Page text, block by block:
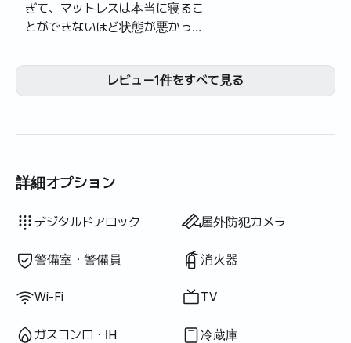
ぎて、マットレスは本当に寝るこ
とができないほど状態が悪かった
食器類はありましたが、いろいろ
とまったく足りませんでした。マ
当に残念でした。
レビュー1件をすべて見る
詳細オプション
デジタルドアロック 屋外防犯カメラ
警備室・警備員 消火器
Wi-Fi TV
ガスコンロ・IH 冷蔵庫
寝具あり
追加寝具あり
エアコン
ダイニングテーブル・椅子
クローゼット
ソファ
利用不可:
鍵式ロック
利用不可:
乾燥機
利用不可:
共用ガスコンロ・IH
利用不可:
共用冷蔵庫
利用不可:
共用電子レンジ
利用不可:
共用洗濯機
利用不可:
共用乾燥機
利用不可:
ボイラー（都市ガス）
利用不可:
デスク
ドライヤー
トイレットペーパー
タオル
トッパー・折りたたみマットレス
遮光カーテン
電気ケトル
調理器具（まな板・包丁・はさみ等）
鍋・フライパン
基本食器（皿・カップ等）
エレベーター
プール
テラス
座卓
利用不可: バスタブ
利用不可: ウォシュレット
利用不可: 浄水シャワー
利用不可: ボディソープ
利用不可: シャンプー・リンス
利用不可: 石鹸
利用不可: 歯ブラシ
利用不可: 歯磨き粉
利用不可: ブラインド
利用不可: ほうき
利用不可: 洗濯洗剤
利用不可: 柔軟剤
利用不可: 食器用洗剤
利用不可: 生ごみ袋
利用不可: ごみ袋
利用不可: 布巾
利用不可: スポンジ
利用不可: 掃除機
利用不可: 炊飯器
利用不可: 屋外バーベキュー設備
利用不可: 無料フィットネス
利用不可: 無料共用サウナ
利用不可: スパ・ワールプール
利用不可: ジャグジー・ヒノキ風呂
利用不可: ハンガーラック
利用不可: ソファベッド
利用不可: 扇風機
利用不可: 電気ボイラー
利用不可: 灯油暖房
利用不可: LPGガス
利用不可: 再生可能エネルギー
利用不可: プロジェクター
利用不可: 有線インターネット
利用不可: 物干しラック
利用不可: アイロン
利用不可: 洗濯乾燥機一体型